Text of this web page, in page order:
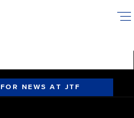
NEWS AT JTF